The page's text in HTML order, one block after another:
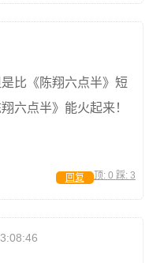
比《陈翔六点半》短
六点半》能火起来！
顶: 0 踩: 3
回复